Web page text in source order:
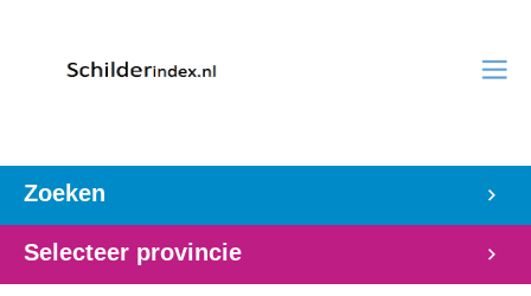
Zoeken
Selecteer provincie